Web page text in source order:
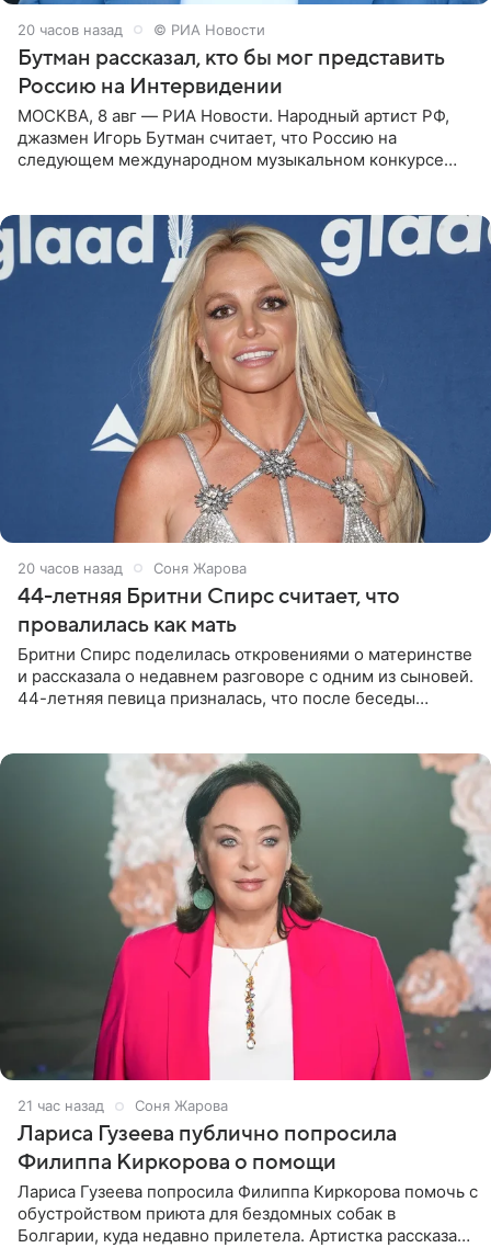
20 часов назад © РИА Новости
Бутман рассказал, кто бы мог представить
Россию на Интервидении
МОСКВА, 8 авг — РИА Новости. Народный артист РФ,
джазмен Игорь Бутман считает, что Россию на
следующем международном музыкальном конкурсе
20 часов назад Соня Жарова
44-летняя Бритни Спирс считает, что
провалилась как мать
Бритни Спирс поделилась откровениями о материнстве
и рассказала о недавнем разговоре с одним из сыновей.
44-летняя певица призналась, что после беседы
21 час назад Соня Жарова
Лариса Гузеева публично попросила
Филиппа Киркорова о помощи
Лариса Гузеева попросила Филиппа Киркорова помочь с
обустройством приюта для бездомных собак в
Болгарии, куда недавно прилетела. Артистка рассказала